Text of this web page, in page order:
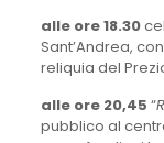
alle ore 18.30
Sant’Andrea,
reliquia del
alle ore 20,45 “
pubblico al